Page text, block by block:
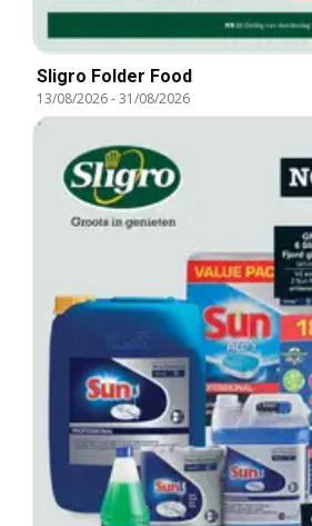
Sligro Folder Food
13/08/2026-31/08/2026